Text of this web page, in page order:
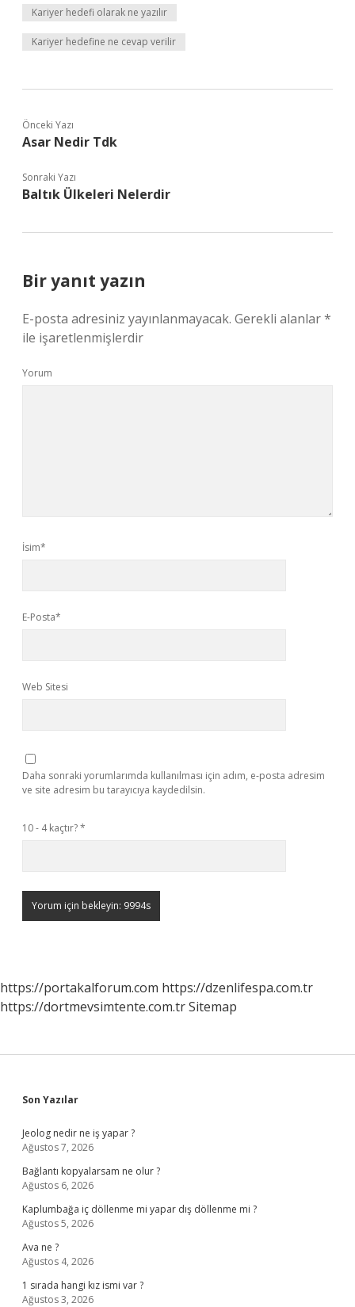
Kariyer hedefi olarak ne yazılır
Kariyer hedefine ne cevap verilir
Önceki Yazı
Asar Nedir Tdk
Sonraki Yazı
Baltık Ülkeleri Nelerdir
Bir yanıt yazın
E-posta adresiniz yayınlanmayacak. Gerekli alanlar*
ile işaretlenmişlerdir
Yorum
İsim*
E-Posta*
Web Sitesi
Daha sonraki yorumlarımda kullanılması için adım, e-posta adresim
ve site adresim bu tarayıcıya kaydedilsin.
10 - 4 kaçtır?*
https://portakalforum.com https://dzenlifespa.com.tr
https://dortmevsimtente.com.trSitemap
Sidebar
Son Yazılar
Jeolog nedir ne iş yapar ?
Ağustos 7, 2026
Bağlantı kopyalarsam ne olur ?
Ağustos 6, 2026
Kaplumbağa iç döllenme mi yapar dış döllenme mi ?
Ağustos 5, 2026
Ava ne ?
Ağustos 4, 2026
1 sırada hangi kız ismi var ?
Ağustos 3, 2026